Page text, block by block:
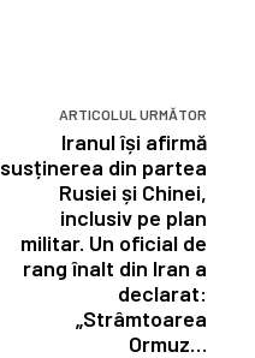
ARTICOLUL URMĂTOR
Iranul își afirmă
susținerea din partea
Rusiei și Chinei,
inclusiv pe plan
militar. Un oficial de
rang înalt din Iran a
declarat:
„Strâmtoarea
Ormuz…